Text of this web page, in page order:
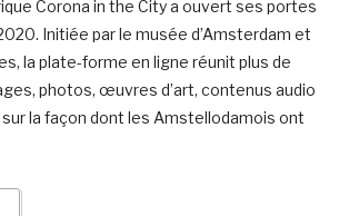
Corona in the City a ouvert ses portes
Initiée par le musée d’Amsterdam et
la plate-forme en ligne réunit plus de
photos, œuvres d’art, contenus audio
la façon dont les Amstellodamois ont